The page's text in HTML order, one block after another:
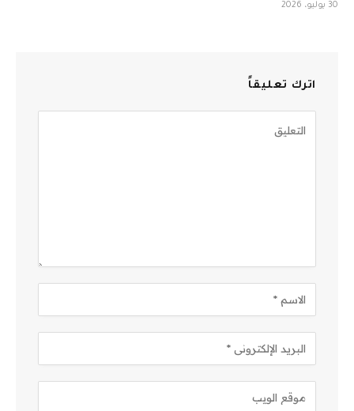
30 يوليو، 2026
اترك تعليقاً